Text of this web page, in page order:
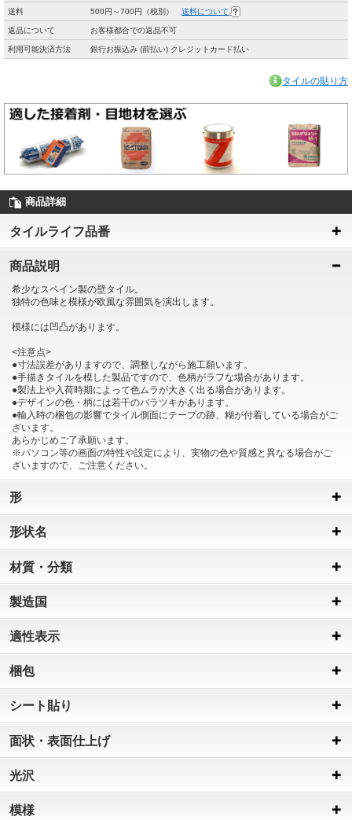
送料 500円～700円（税別） 送料について
返品について お客様都合での返品不可
利用可能決済方法 銀行お振込み (前払い) クレジットカード払い
タイルの貼り方
商品詳細
タイルライフ品番
商品説明
希少なスペイン製の壁タイル。
独特の色味と模様が欧風な雰囲気を演出します。
模様には凹凸があります。
<注意点>
●寸法誤差がありますので、調整しながら施工願います。
●手描きタイルを模した製品ですので、色柄がラフな場合があります。
●製法上や入荷時期によって色ムラが大きく出る場合があります。
●デザインの色・柄には若干のバラツキがあります。
●輸入時の梱包の影響でタイル側面にテープの跡、糊が付着している場合がご
ざいます。
あらかじめご了承願います。
※パソコン等の画面の特性や設定により、実物の色や質感と異なる場合がご
ざいますので、ご注意ください。
形
形状名
材質・分類
製造国
適性表示
梱包
シート貼り
面状・表面仕上げ
光沢
模様